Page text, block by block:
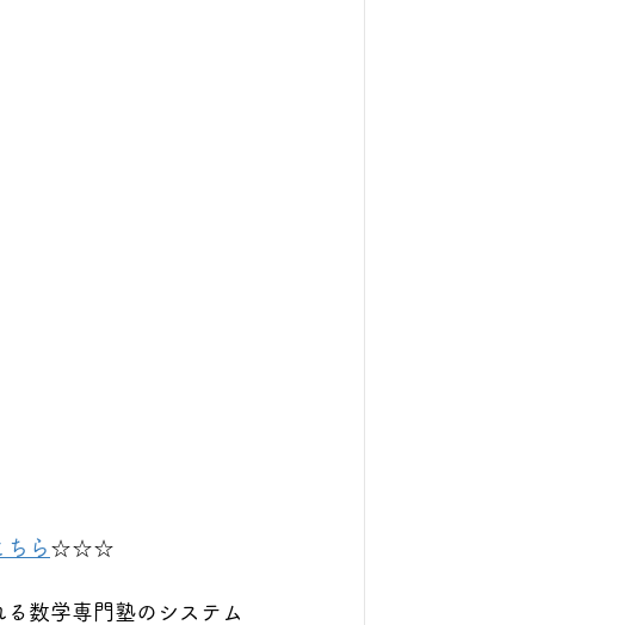
ちら ☆☆☆
数学専門塾のシステム